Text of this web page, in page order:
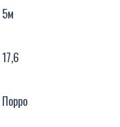
5м
17,6
Порро